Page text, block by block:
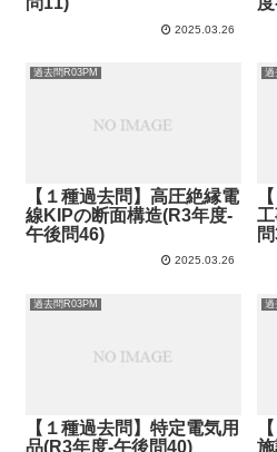
2025.03.26
過去問R03PM
【１種過去問】高圧絶縁電
線KIPの断面構造(R3年度-
午後問46)
2025.03.26
過
過去問R03PM
【１種過去問】特定電気用
品(R3年度-午後問40)
過